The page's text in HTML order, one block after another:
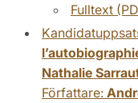
Fulltext
Nathalie
Författare: